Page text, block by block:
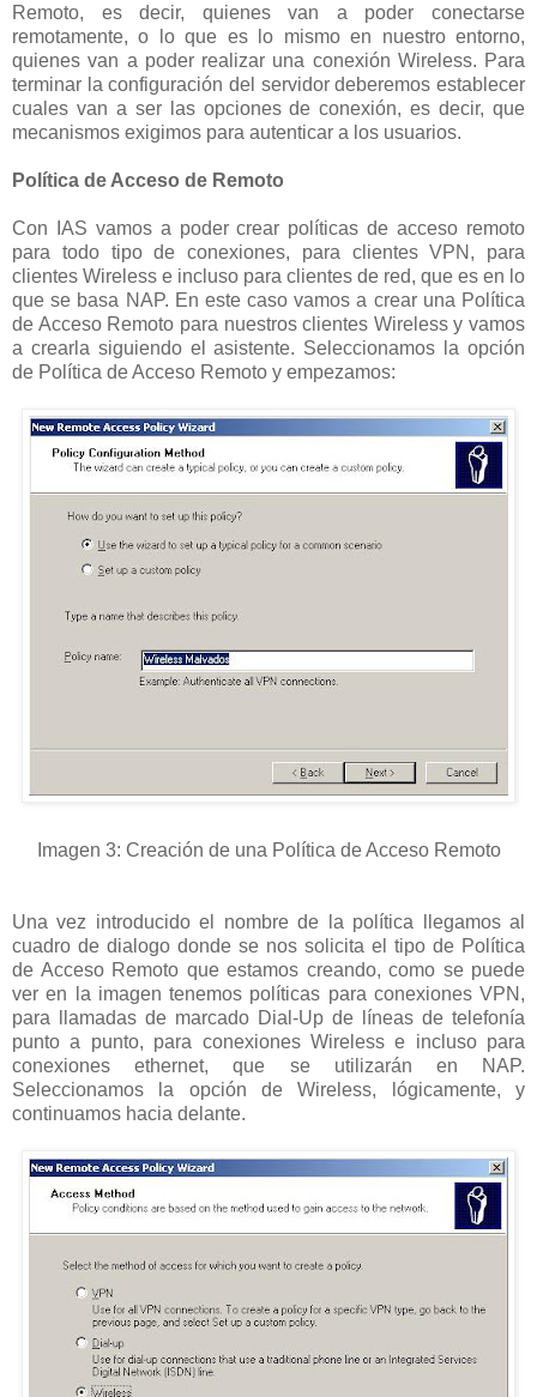
Remoto, es decir, quienes van a poder conectarse
remotamente, o lo que es lo mismo en nuestro entorno,
quienes van a poder realizar una conexión Wireless. Para
terminar la configuración del servidor deberemos establecer
cuales van a ser las opciones de conexión, es decir, que
mecanismos exigimos para autenticar a los usuarios.
Política de Acceso de Remoto
Con IAS vamos a poder crear políticas de acceso remoto
para todo tipo de conexiones, para clientes VPN, para
clientes Wireless e incluso para clientes de red, que es en lo
que se basa NAP. En este caso vamos a crear una Política
de Acceso Remoto para nuestros clientes Wireless y vamos
a crearla siguiendo el asistente. Seleccionamos la opción
de Política de Acceso Remoto y empezamos:
Imagen 3: Creación de una Política de Acceso Remoto
Una vez introducido el nombre de la política llegamos al
cuadro de dialogo donde se nos solicita el tipo de Política
de Acceso Remoto que estamos creando, como se puede
ver en la imagen tenemos políticas para conexiones VPN,
para llamadas de marcado Dial-Up de líneas de telefonía
punto a punto, para conexiones Wireless e incluso para
conexiones ethernet, que se utilizarán en NAP.
Seleccionamos la opción de Wireless, lógicamente, y
continuamos hacia delante.